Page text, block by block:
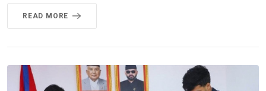
READ MORE